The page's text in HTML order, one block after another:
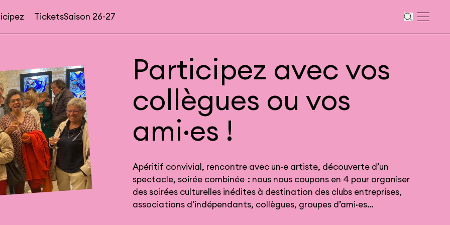
Navigation
TicketsSaison 26-27
Participez avec vos
collègues ou vos
ami·es !
Apéritif convivial, rencontre avec un·e artiste, découverte d’un
spectacle, soirée combinée : nous nous coupons en 4 pour organiser
des soirées culturelles inédites à destination des clubs entreprises,
associations d’indépendants, collègues, groupes d’ami·es…